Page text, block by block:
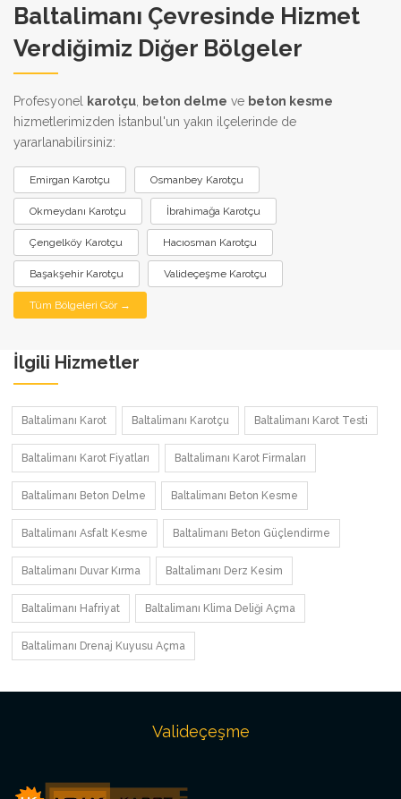
Baltalimanı Çevresinde Hizmet
Verdiğimiz Diğer Bölgeler
Profesyonel karotçu beton delme ve beton kesme
hizmetlerimizden İstanbul'un yakın ilçelerinde de
yararlanabilirsiniz:
Emirgan Karotçu Osmanbey Karotçu
Okmeydanı Karotçu İbrahimağa Karotçu
Çengelköy Karotçu Hacıosman Karotçu
Başakşehir Karotçu Valideçeşme Karotçu
Tüm Bölgeleri Gör →
İlgili Hizmetler
Baltalimanı Karot Baltalimanı Karotçu Baltalimanı Karot Testi
Baltalimanı Karot Fiyatları Baltalimanı Karot Firmaları
Baltalimanı Beton Delme Baltalimanı Beton Kesme
Baltalimanı Asfalt Kesme Baltalimanı Beton Güçlendirme
Baltalimanı Duvar Kırma Baltalimanı Derz Kesim
Baltalimanı Hafriyat Baltalimanı Klima Deliği Açma
Baltalimanı Drenaj Kuyusu Açma
Valideçeşme